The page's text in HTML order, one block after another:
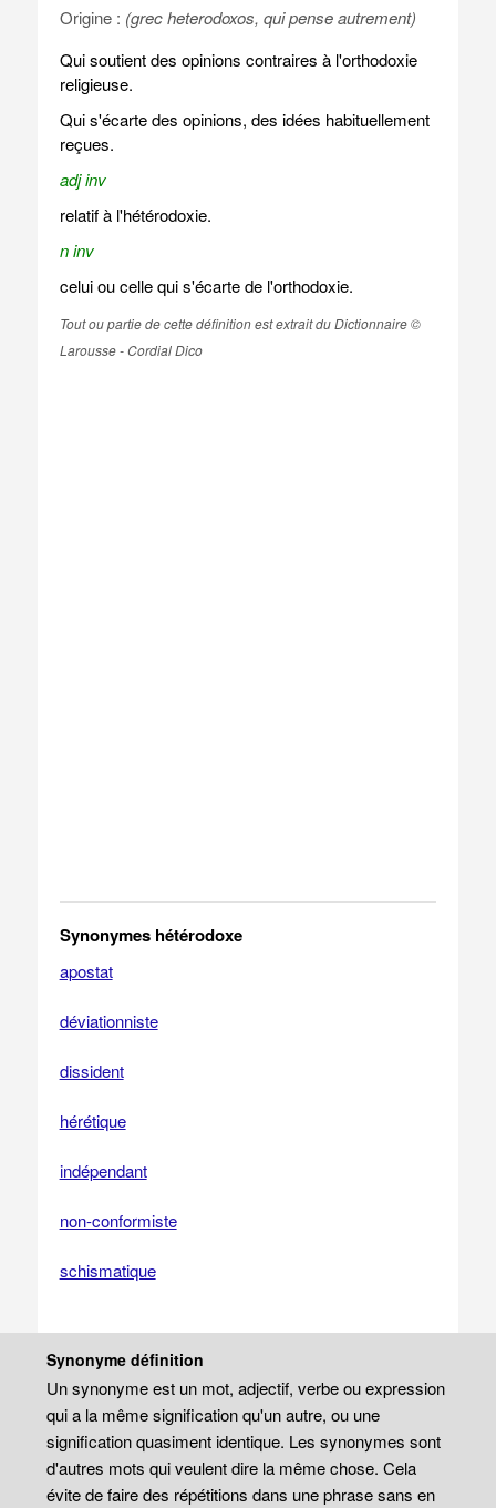
Origine : (grec heterodoxos, qui pense autrement)
Qui soutient des opinions contraires à l'orthodoxie
religieuse.
Qui s'écarte des opinions, des idées habituellement
reçues.
adj inv
relatif à l'hétérodoxie.
n inv
celui ou celle qui s'écarte de l'orthodoxie.
Tout ou partie de cette définition est extrait du Dictionnaire ©
Larousse - Cordial Dico
Synonymes hétérodoxe
apostat
déviationniste
dissident
hérétique
indépendant
non-conformiste
schismatique
Synonyme définition
Un synonyme est un mot, adjectif, verbe ou expression
qui a la même signification qu'un autre, ou une
signification quasiment identique. Les synonymes sont
d'autres mots qui veulent dire la même chose. Cela
évite de faire des répétitions dans une phrase sans en